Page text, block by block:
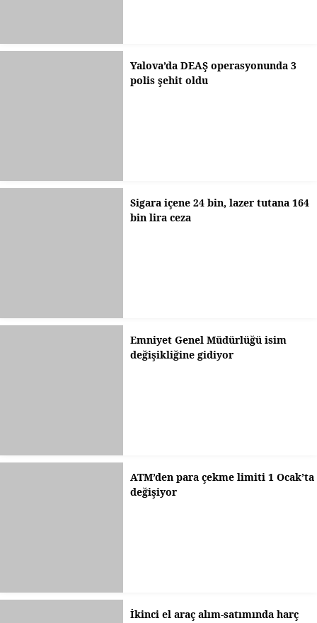
Yalova’da DEAŞ operasyonunda 3
polis şehit oldu
Sigara içene 24 bin, lazer tutana 164
bin lira ceza
Emniyet Genel Müdürlüğü isim
değişikliğine gidiyor
ATM’den para çekme limiti 1 Ocak’ta
değişiyor
İkinci el araç alım-satımında harç